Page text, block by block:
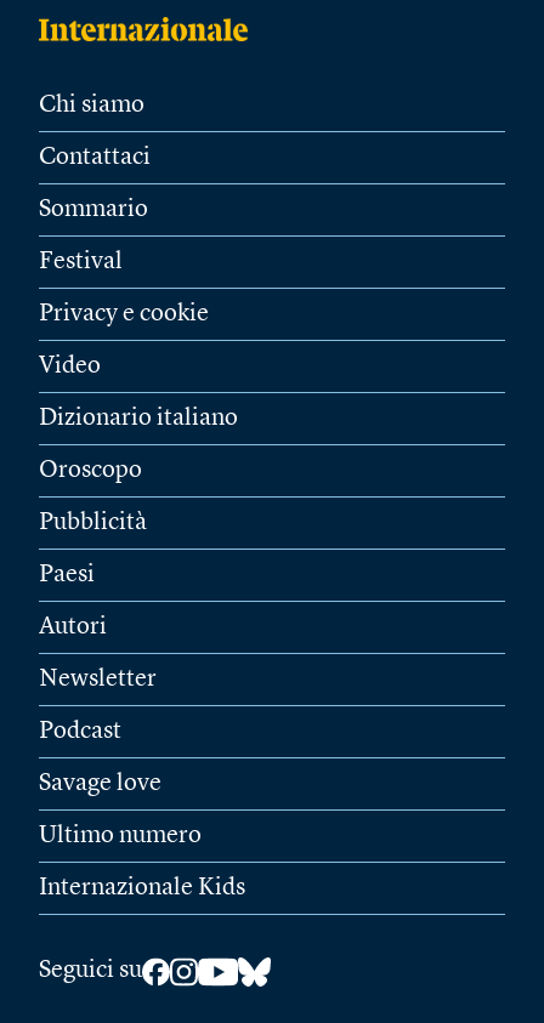
Chi siamo
Contattaci
Sommario
Festival
Privacy e cookie
Video
Dizionario italiano
Oroscopo
Pubblicità
Paesi
Autori
Newsletter
Podcast
Savage love
Ultimo numero
Internazionale Kids
Seguici su